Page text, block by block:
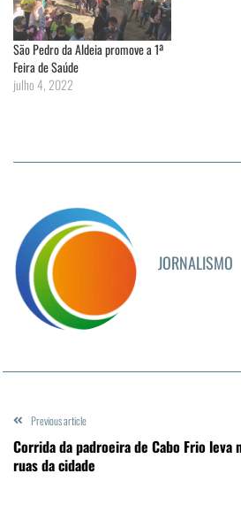
São Pedro da Aldeia promove a 1ª
Feira de Saúde
julho 4, 2022
JORNALISMO
Previous article
Corrida da padroeira de Cabo Frio leva
ruas da cidade